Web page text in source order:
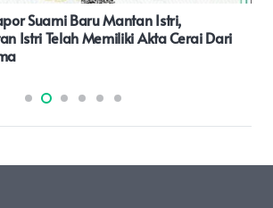
Gerung: Relawan Adalah People